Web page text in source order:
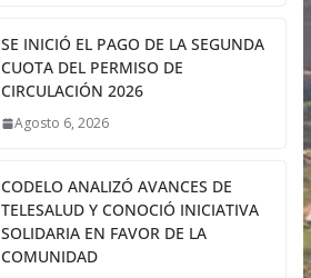
SE INICIÓ EL PAGO DE LA SEGUNDA
CUOTA DEL PERMISO DE
CIRCULACIÓN 2026
Agosto 6, 2026
CODELO ANALIZÓ AVANCES DE
TELESALUD Y CONOCIÓ INICIATIVA
SOLIDARIA EN FAVOR DE LA
COMUNIDAD